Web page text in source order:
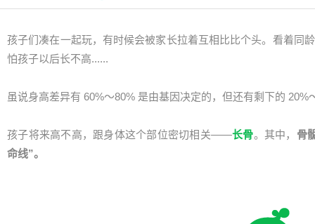
孩子们凑在一起玩，有时候会被家长拉着互相比比个头。看着同
怕孩子以后长不高......
虽说身高差异有 60%～80% 是由基因决定的，但还有剩下的 20%
孩子将来高不高，跟身体这个部位密切相关——长骨。其中， 骨
命线”。